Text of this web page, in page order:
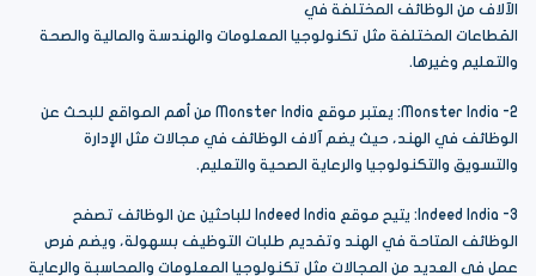
الآلاف من الوظائف المختلفة في
القطاعات المختلفة مثل تكنولوجيا المعلومات والهندسة والمالية والصحة
والتعليم وغيرها.
2- Monster India: يعتبر موقع Monster India من أهم المواقع للبحث عن
الوظائف في الهند، حيث يضم آلاف الوظائف في مجالات مثل الإدارة
والتسويق والتكنولوجيا والرعاية الصحية والتعليم.
3- Indeed India: يتيح موقع Indeed India للباحثين عن الوظائف تصفح
الوظائف المتاحة في الهند وتقديم طلبات التوظيف بسهولة، ويضم فرص
عمل في العديد من المجالات مثل تكنولوجيا المعلومات والمحاسبة والرعاية